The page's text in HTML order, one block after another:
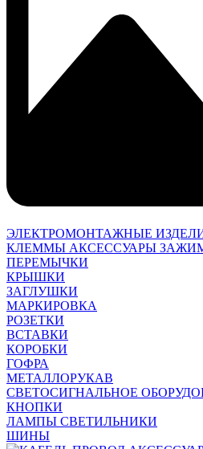
ЭЛЕКТРОМОНТАЖНЫЕ
КЛЕММЫ АКСЕССУАРЫ
ПЕРЕМЫЧКИ
КРЫШКИ
ЗАГЛУШКИ
МАРКИРОВКА
РОЗЕТКИ
ВСТАВКИ
КОРОБКИ
ГОФРА
МЕТАЛЛОРУКАВ
СВЕТОСИГНАЛЬНОЕ
КНОПКИ
ЛАМПЫ СВЕТИЛЬНИКИ
ШИНЫ